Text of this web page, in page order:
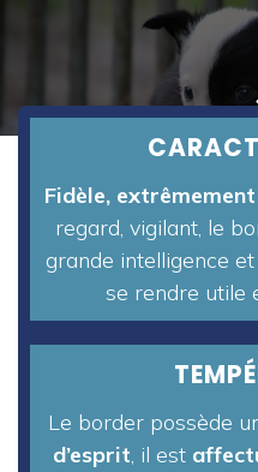
Fidèle,
regard, vigilant, le
grande intelligence
se rendre utile
Le border possède
d’esprit, il est